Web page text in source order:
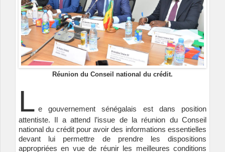
Réunion du Conseil national du crédit.
L e gouvernement sénégalais est dans position
attentiste. Il a attend l’issue de la réunion du Conseil
national du crédit pour avoir des informations essentielles
devant lui permettre de prendre les dispositions
appropriées en vue de réunir les meilleures conditions